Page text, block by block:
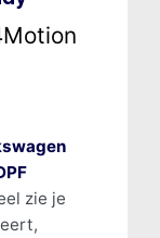
zie je